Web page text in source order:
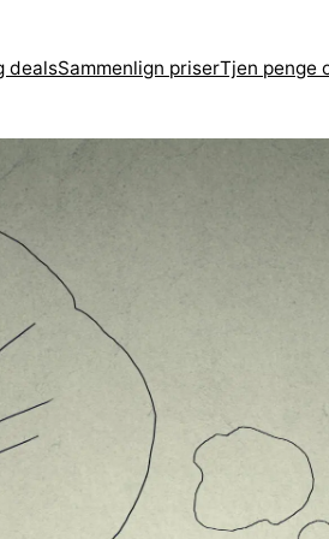
dealsSammenlign priserTjen penge